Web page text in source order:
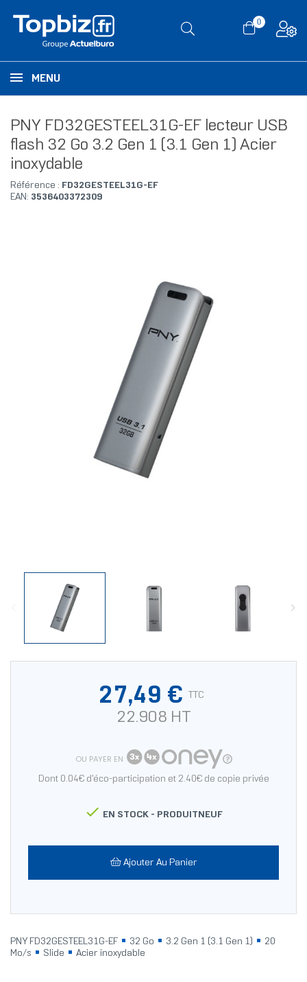
0
MENU
PNY FD32GESTEEL31G-EF lecteur USB
flash 32 Go 3.2 Gen 1 (3.1 Gen 1) Acier
inoxydable
Référence : FD32GESTEEL31G-EF
EAN: 3536403372309
27,49 € TTC
22.908 HT
OU PAYER EN
Dont 0.04€ d'éco-participation et 2.40€ de copie privée
 EN STOCK - PRODUITNEUF
Ajouter Au Panier
PNY FD32GESTEEL31G-EF 32 Go 3.2 Gen 1 (3.1 Gen 1)
20
Mo/s
Slide Acier inoxydable